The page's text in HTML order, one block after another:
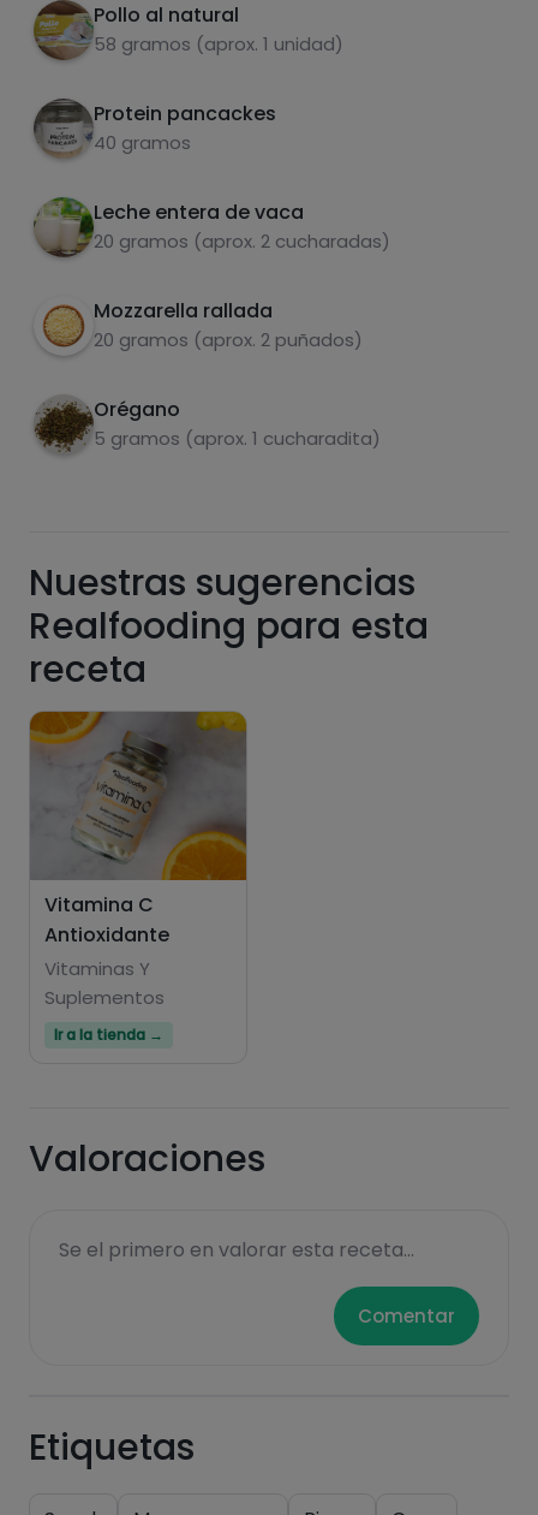
Pollo al natural
58 gramos (aprox. 1 unidad)
Protein pancackes
40 gramos
Leche entera de vaca
20 gramos (aprox. 2 cucharadas)
Mozzarella rallada
20 gramos (aprox. 2 puñados)
Orégano
5 gramos (aprox. 1 cucharadita)
quede firme
Cortar el tomate 🍅 en rodajas finitas y
añadirlo junto con el queso, el orégano y el
pollo sobre la masa.
para que se funda el 🧀
Carbohidratos
Azúcares
Grasas
Hazte PLUS para ver la información nutricional
de las recetas, y desbloquear muchas más
Pásate al PLUS
Nuestras sugerencias
Realfooding para esta
receta
Vitamina C
Antioxidante
Vitaminas Y
Suplementos
Ir a la tienda →
Valoraciones
Se el primero en valorar esta receta...
Comentar
Etiquetas